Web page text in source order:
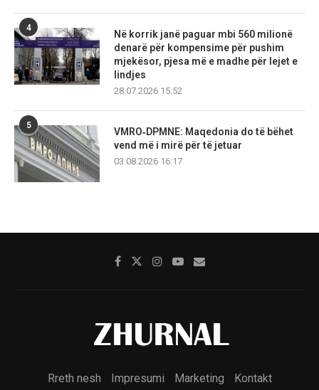
4
Në korrik janë paguar mbi 560 milionë
denarë për kompensime për pushim
mjekësor, pjesa më e madhe për lejet e
lindjes
28.07.2026 15:52
5
VMRO‑DPMNE: Maqedonia do të bëhet
vend më i mirë për të jetuar
03.08.2026 16:17
Rreth nesh Impresumi Marketing
Kontakt